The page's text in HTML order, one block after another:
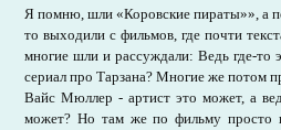
Я помню, шли «Коровские пираты»», а
то выходили с фильмов, где почти
многие шли и рассуждали: Ведь где-то
сериал про Тарзана? Многие же потом
Вайс Мюллер - артист это может, а
может? Но там же по фильму просто